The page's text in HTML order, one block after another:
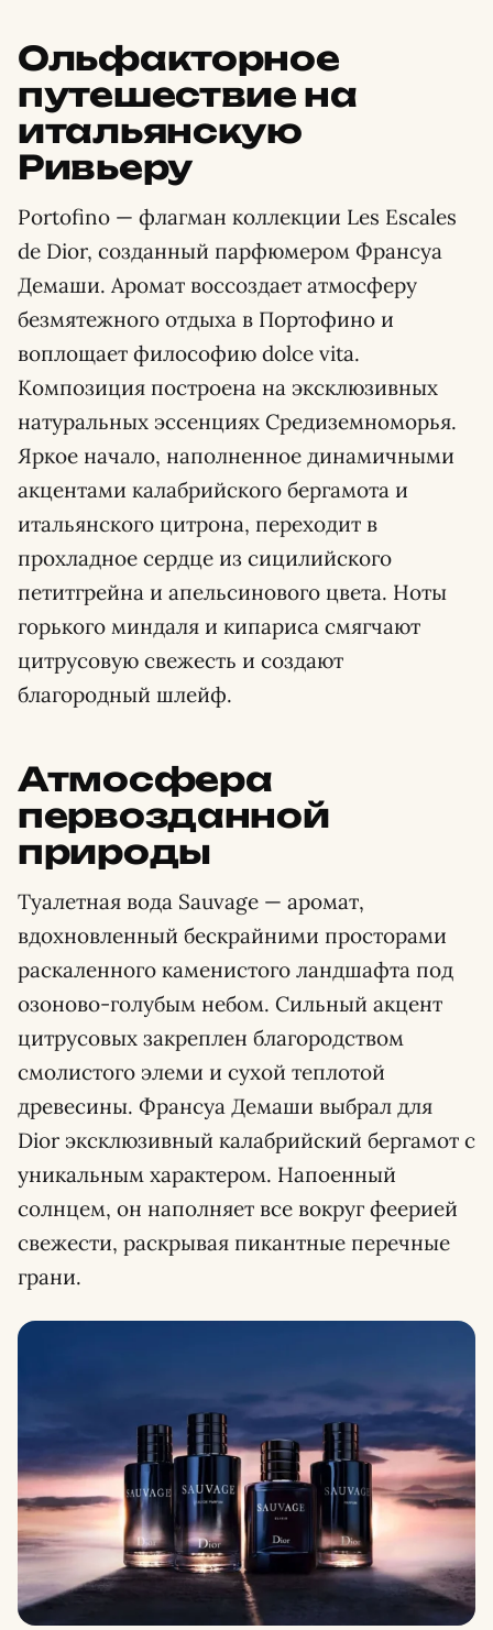
Ольфакторное
путешествие на
итальянскую
Ривьеру
Portofino — флагман коллекции Les Escales
de Dior, созданный парфюмером Франсуа
Демаши. Аромат воссоздает атмосферу
безмятежного отдыха в Портофино и
воплощает философию dolce vita.
Композиция построена на эксклюзивных
натуральных эссенциях Средиземноморья.
Яркое начало, наполненное динамичными
акцентами калабрийского бергамота и
итальянского цитрона, переходит в
прохладное сердце из сицилийского
петитгрейна и апельсинового цвета. Ноты
горького миндаля и кипариса смягчают
цитрусовую свежесть и создают
благородный шлейф.
Атмосфера
первозданной
природы
Туалетная вода Sauvage — аромат,
вдохновленный бескрайними просторами
раскаленного каменистого ландшафта под
озоново-голубым небом. Сильный акцент
цитрусовых закреплен благородством
смолистого элеми и сухой теплотой
древесины. Франсуа Демаши выбрал для
Dior эксклюзивный калабрийский бергамот с
уникальным характером. Напоенный
солнцем, он наполняет все вокруг феерией
свежести, раскрывая пикантные перечные
грани.